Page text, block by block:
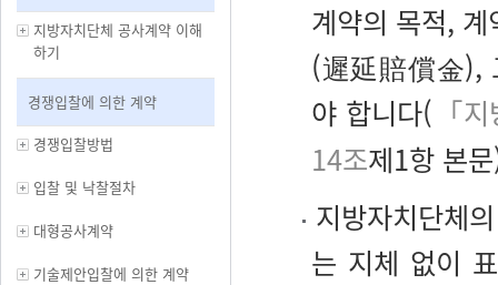
지방자치단체 공사계약 이해
하기
경쟁입찰에 의한 계약
경쟁입찰방법
입찰 및 낙찰절차
대형공사계약
기술제안입찰에 의한 계약
계약의 목적,
(遲延賠償金),
야 합니다( 「
14조제1항 본
지방자치단체
는 지체 없이